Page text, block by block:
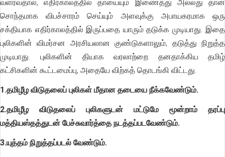
வளர்வதால், எதிர்காலத்தில் தாயையும் இணைத்து அல்லது தான்
சொந்தமாக விபச்சாரம் செய்யும் அளவுக்கு அபாயகரமாக ஒரு
சக்தியாக எதிர்காலத்தில் இருப்பதை யாரும் தடுக்க முடியாது. இதை
புலிகளின் விமர்சன அரசியலான குண்டுகளாலும், தடுத்து நிறுத்த
முடியாது. புலிகளின் தியாக வரலாற்றை தனதாக்கிய தமிழ்
கட்சிகளின் கூட்டமைப்பு, அதையே விற்கத் தொடங்கி விட்டது.
1.தமிழீழ விடுதலைப் புலிகள் மீதான தடையை நீக்கவேண்டும்.
2.தமிழீழ விடுதலைப் புலிகளுடன் மட்டுமே மூன்றாம் தரப்பு
மத்தியஸ்தத்துடன் பேச்சுவார்த்தை நடத்தப்படவேண்டும்.
3.யுத்தம் நிறுத்தப்படல் வேண்டும்.